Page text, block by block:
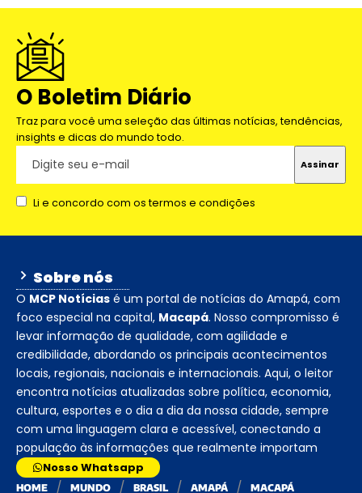
O Boletim Diário
Traz para você uma seleção das últimas notícias, tendências,
insights e dicas do mundo todo.
Li e concordo com os termos e condições
Sobre nós
O MCP Notícias é um portal de notícias do Amapá, com
foco especial na capital, Macapá. Nosso compromisso é
levar informação de qualidade, com agilidade e
credibilidade, abordando os principais acontecimentos
locais, regionais, nacionais e internacionais. Aqui, o leitor
encontra notícias atualizadas sobre política, economia,
cultura, esportes e o dia a dia da nossa cidade, sempre
com uma linguagem clara e acessível, conectando a
população às informações que realmente importam
Nosso Whatsapp
HOME MUNDO BRASIL AMAPÁ MACAPÁ